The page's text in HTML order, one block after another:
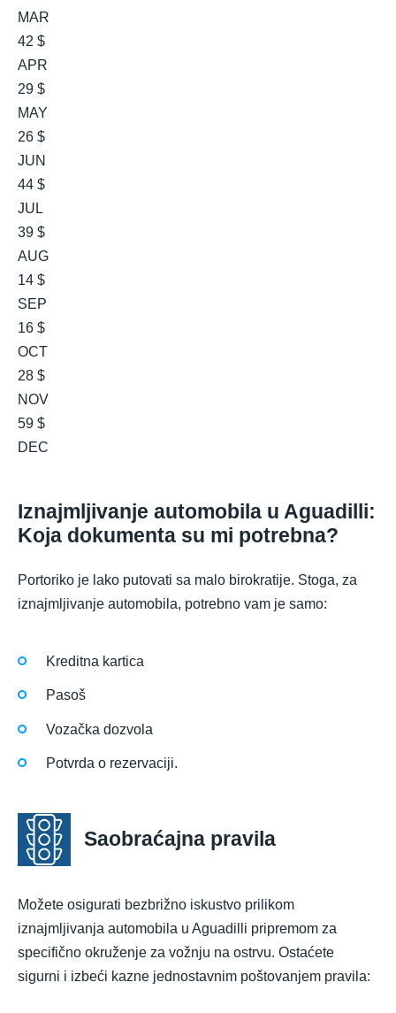
MAR
42 $
APR
29 $
MAY
26 $
JUN
44 $
JUL
39 $
AUG
14 $
SEP
16 $
OCT
28 $
NOV
59 $
DEC
Iznajmljivanje automobila u Aguadilli:
Koja dokumenta su mi potrebna?
Portoriko je lako putovati sa malo birokratije. Stoga, za
iznajmljivanje automobila, potrebno vam je samo:
Kreditna kartica
Pasoš
Vozačka dozvola
Potvrda o rezervaciji.
Saobraćajna pravila
Možete osigurati bezbrižno iskustvo prilikom
iznajmljivanja automobila u Aguadilli pripremom za
specifično okruženje za vožnju na ostrvu. Ostaćete
sigurni i izbeći kazne jednostavnim poštovanjem pravila: